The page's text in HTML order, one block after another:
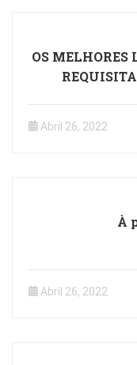
OS MELHORES
Abril 26, 2022
À
Abril 26, 2022